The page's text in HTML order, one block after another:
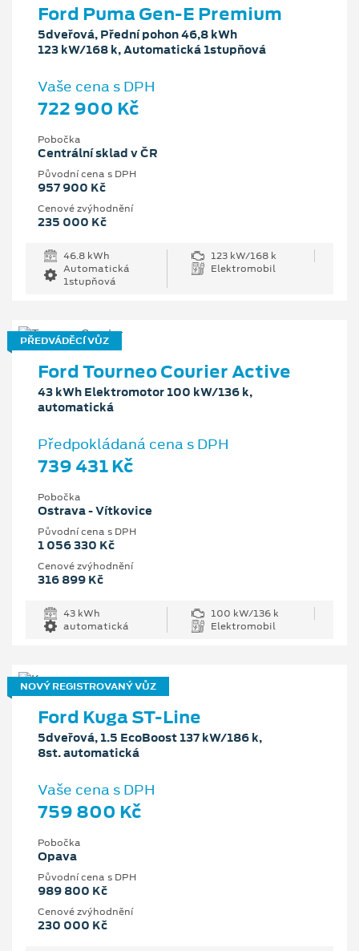
Ford Puma Gen-E Premium
5dveřová, Přední pohon 46,8 kWh
123 kW/168 k, Automatická 1stupňová
Vaše cena s DPH
722 900 Kč
Pobočka
Centrální sklad v ČR
Původní cena s DPH
957 900 Kč
Cenové zvýhodnění
235 000 Kč
46.8 kWh
123 kW/168 k
Automatická
1stupňová
Elektromobil
PŘEDVÁDĚCÍ VŮZ
Ford Tourneo Courier Active
43 kWh Elektromotor 100 kW/136 k,
automatická
Předpokládaná cena s DPH
739 431 Kč
Pobočka
Ostrava - Vítkovice
Původní cena s DPH
1 056 330 Kč
Cenové zvýhodnění
316 899 Kč
43 kWh
100 kW/136 k
automatická
Elektromobil
NOVÝ REGISTROVANÝ VŮZ
Ford Kuga ST-Line
5dveřová, 1.5 EcoBoost 137 kW/186 k,
8st. automatická
Vaše cena s DPH
759 800 Kč
Pobočka
Opava
Původní cena s DPH
989 800 Kč
Cenové zvýhodnění
230 000 Kč